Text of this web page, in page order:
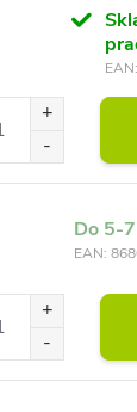
EAN:
Do 5-
EAN: